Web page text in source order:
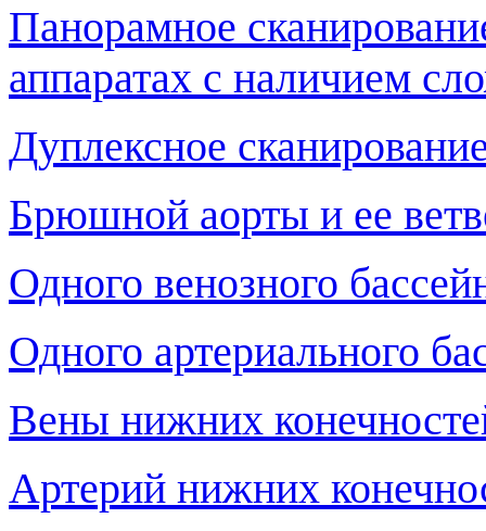
Панорамное
аппаратах с наличием
Дуплексное
Брюшной аорты и ее
Одного венозного
Одного артериального
Вены нижних
Артерий нижних